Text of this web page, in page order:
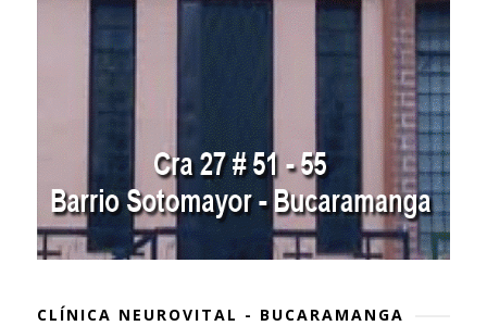
CLÍNICA NEUROVITAL - BUCARAMANGA